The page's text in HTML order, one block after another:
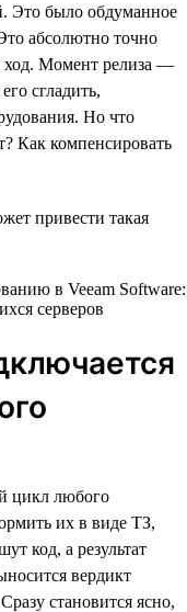
Это было обдуманное
абсолютно точно
Момент релиза —
сгладить,
Но что
Как компенсировать
привести такая
цикл любого
их в виде ТЗ,
код, а результат
вердикт
становится ясно,